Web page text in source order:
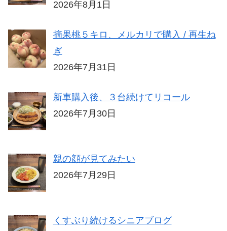
2026年8月1日
摘果桃５キロ、メルカリで購入 / 再生ね
ぎ
2026年7月31日
新車購入後、３台続けてリコール
2026年7月30日
親の顔が見てみたい
2026年7月29日
くすぶり続けるシニアブログ